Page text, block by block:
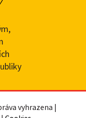
vyhrazena |